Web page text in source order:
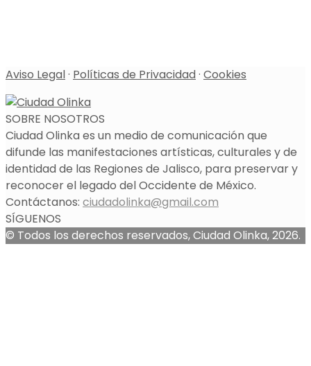
Aviso Legal· Políticas de Privacidad· Cookies
SOBRE NOSOTROS
Ciudad Olinka es un medio de comunicación que
difunde las manifestaciones artísticas, culturales y de
identidad de las Regiones de Jalisco, para preservar y
reconocer el legado del Occidente de México.
Contáctanos: ciudadolinka@gmail.com
SÍGUENOS
© Todos los derechos reservados, Ciudad Olinka, 2026.